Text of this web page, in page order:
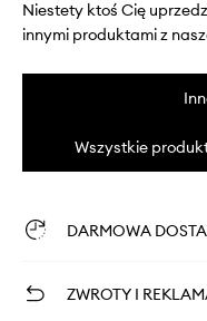
Niestety ktoś Cię
innymi produktami z
Wszystkie
DARMOWA
ZWROTY I